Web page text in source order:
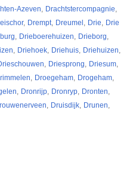
Azeven Drachtstercompagnie
, Drempt Dreumel Drie
Drie
Drieboerehuizen Drieborg
Driehoek, Driehuis, Driehuizen
Driesprong Driesum,
Droegeham, Drogeham,
Dronrijp Dronryp Dronten
Druisdijk Drunen